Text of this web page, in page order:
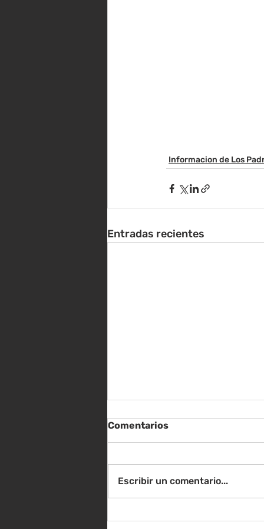
Informacion de Los
Entradas recientes
Comentarios
Escribir un comentario...